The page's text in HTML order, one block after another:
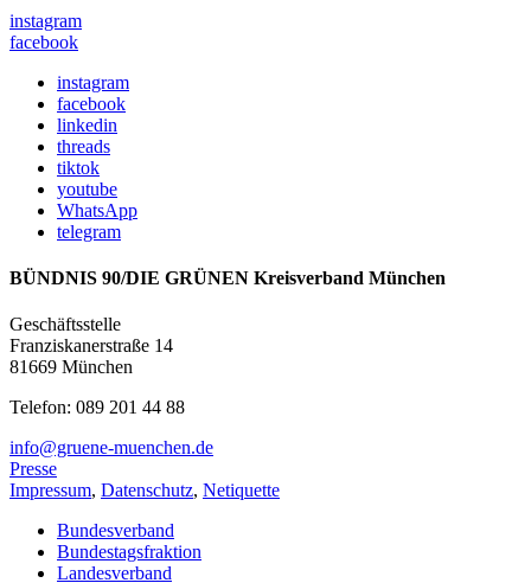
instagram
facebook
instagram
facebook
linkedin
threads
tiktok
youtube
WhatsApp
telegram
BÜNDNIS 90/DIE GRÜNEN Kreisverband München
Geschäftsstelle
Franziskanerstraße 14
81669 München
Telefon: 089 201 44 88
info@gruene-muenchen.de
Presse
Impressum, Datenschutz, Netiquette
Bundesverband
Bundestagsfraktion
Landesverband